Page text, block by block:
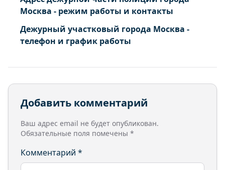
Москва - режим работы и контакты
Дежурный участковый города Москва -
телефон и график работы
Добавить комментарий
Ваш адрес email не будет опубликован.
Обязательные поля помечены *
Комментарий *